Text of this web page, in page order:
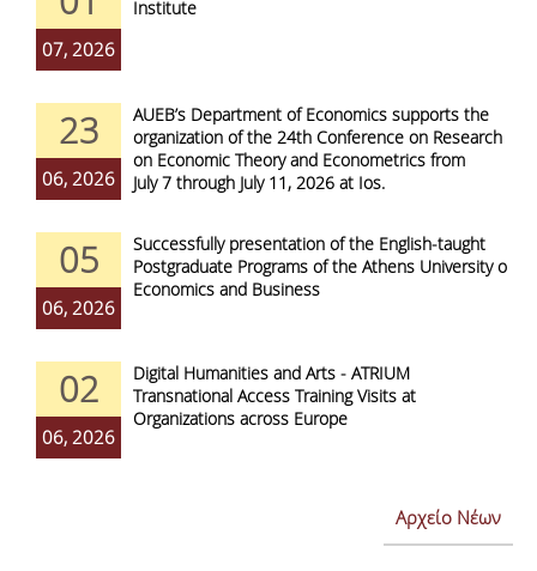
07, 2026
Institute
23
06, 2026
AUEB’s Department of Economics supports the
organization of the 24th Conference on Research
on Economic Theory and Econometrics from
July 7 through July 11, 2026 at Ios.
05
06, 2026
Successfully presentation of the English-taught
Postgraduate Programs of the Athens University of
Economics and Business
02
06, 2026
Digital Humanities and Arts - ATRIUM
Transnational Access Training Visits at
Organizations across Europe
Αρχείο Νέων